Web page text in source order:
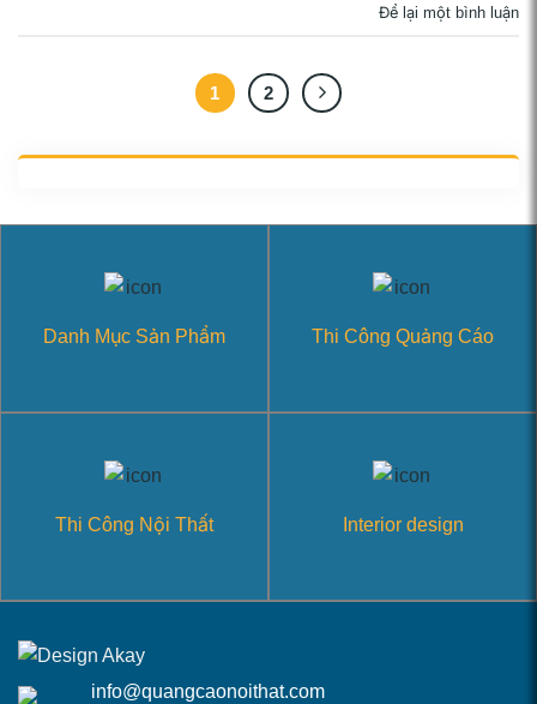
Để lại một bình luận
1 2
Danh Mục Sản Phẩm Thi Công Quảng Cáo
Thi Công Nội Thất Interior design
info@quangcaonoithat.com